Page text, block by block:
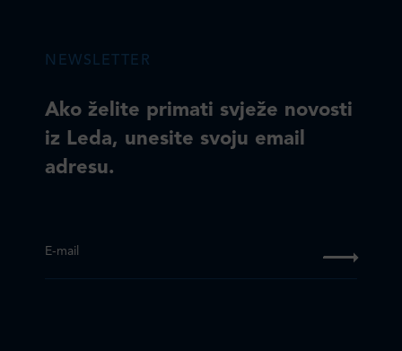
NEWSLETTER
Ako želite primati svježe novosti
iz Leda, unesite svoju email
adresu.
E-mail